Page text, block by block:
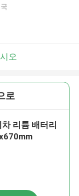
오
로
리튬 배터리